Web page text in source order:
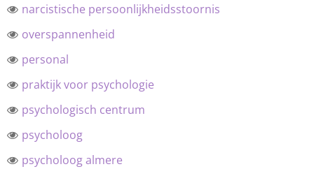
narcistische persoonlijkheidsstoornis
overspannenheid
personal
praktijk voor psychologie
psychologisch centrum
psycholoog
psycholoog almere